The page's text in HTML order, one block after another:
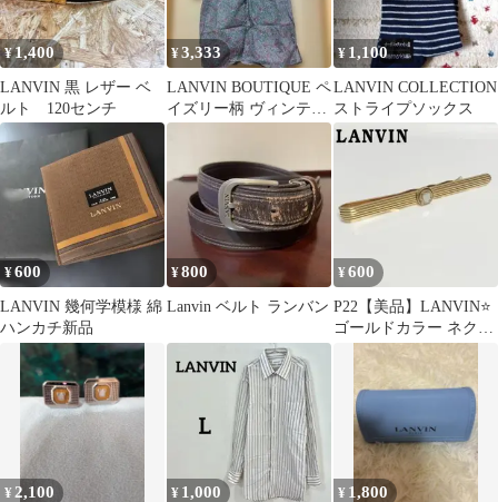
¥1,400
LANVIN 黒 レザー ベ
ルト 120センチ
¥3,333
LANVIN BOUTIQUE ペ
イズリー柄 ヴィンテー
ジ半袖シャツ Mサイズ
¥ 1,100
LANVIN COLLECTION
ストライプソックス
¥600
LANVIN 幾何学模様 綿
ハンカチ新品
¥800
Lanvin ベルト ランバン
¥600
P22【美品】LANVIN⭐️
ゴールドカラー ネクタ
イピン ストライプデザ
¥ 2,100 ¥ 1,000 ¥ 1,800